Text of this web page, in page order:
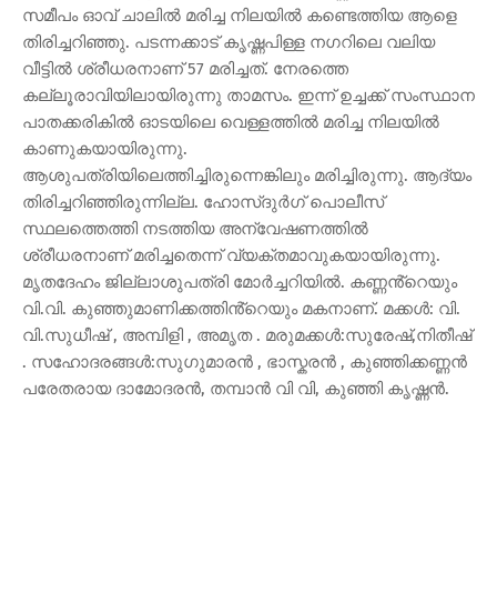
സമീപം ഓവ് ചാലിൽ മരിച്ച നിലയിൽ കണ്ടെത്തിയ ആളെ
തിരിച്ചറിഞ്ഞു. പടന്നക്കാട് കൃഷ്ണപിള്ള നഗറിലെ വലിയ
വീട്ടിൽ ശ്രീധരനാണ് 57 മരിച്ചത്. നേരത്തെ
കല്ലൂരാവിയിലായിരുന്നു താമസം. ഇന്ന് ഉച്ചക്ക് സംസ്ഥാന
പാതക്കരികിൽ ഓടയിലെ വെള്ളത്തിൽ മരിച്ച നിലയിൽ
കാണുകയായിരുന്നു.
ആശുപത്രിയിലെത്തിച്ചിരുന്നെങ്കിലും മരിച്ചിരുന്നു. ആദ്യം
തിരിച്ചറിഞ്ഞിരുന്നില്ല. ഹോസ്ദുർഗ് പൊലീസ്
സ്ഥലത്തെത്തി നടത്തിയ അന്വേഷണത്തിൽ
ശ്രീധരനാണ് മരിച്ചതെന്ന് വ്യക്തമാവുകയായിരുന്നു.
മൃതദേഹം ജില്ലാശുപത്രി മോർച്ചറിയിൽ. കണ്ണൻ്റെയും
വി.വി. കുഞ്ഞുമാണിക്കത്തിൻ്റെയും മകനാണ്. മക്കൾ: വി.
വി.സുധീഷ് , അമ്പിളി , അമൃത . മരുമക്കൾ:സുരേഷ്,നിതീഷ്
. സഹോദരങ്ങൾ:സുഗുമാരൻ , ഭാസ്കരൻ , കുഞ്ഞിക്കണ്ണൻ
പരേതരായ ദാമോദരൻ, തമ്പാൻ വി വി, കുഞ്ഞി കൃഷ്ണൻ.